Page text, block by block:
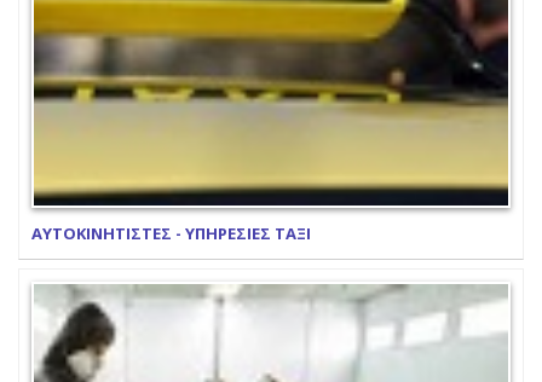
ΑΥΤΟΚΙΝΗΤΙΣΤΕΣ - ΥΠΗΡΕΣΙΕΣ ΤΑΞΙ